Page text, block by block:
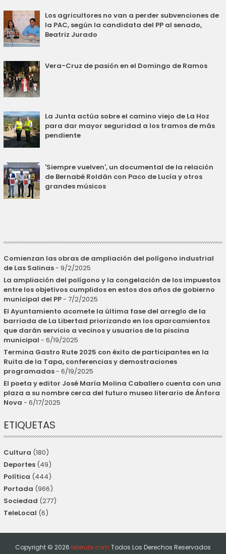
Los agricultores no van a perder subvenciones de
la PAC, según la candidata del PP al senado,
Beatriz Jurado
Vera-Cruz de pasión en el Domingo de Ramos
La Junta actúa sobre el camino viejo de La Hoz
para dar mayor seguridad a los tramos de más
pendiente
'Siempre vuelven', un documental de la relación
de Bernabé Roldán con Paco de Lucía y otros
grandes músicos
Comienzan las obras de ampliación del polígono industrial
de Las Salinas- 9/2/2025
La ampliación del polígono y la congelación de los impuestos
entre los objetivos cumplidos en estos dos años de gobierno
municipal del PP- 7/2/2025
El Ayuntamiento acomete la última fase del arreglo de la
barriada de La Libertad priorizando en los aparcamientos
que darán servicio a vecinos y usuarios de la piscina
municipal - 6/19/2025
Termina Gastro Rute 2025 con éxito de participantes en la
Ruita de la Tapa, conferencias y demostraciones
programadas- 6/19/2025
El poeta y editor José María Molina Caballero cuenta con una
plaza a su nombre cerca del futuro museo literario de Ánfora
Nova - 6/17/2025
ETIQUETAS
Cultura (180)
Deportes (49)
Política (444)
Portada (966)
Sociedad (277)
TeleLocal (6)
Copyright © 2026 telerute.com Todos Los Derechos Reservados